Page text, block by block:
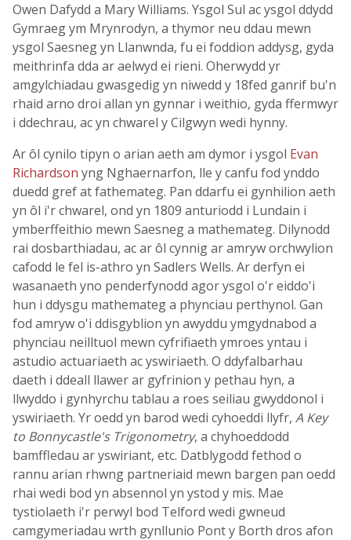
Owen Dafydd a Mary Williams. Ysgol Sul ac ysgol ddydd
Gymraeg ym Mrynrodyn, a thymor neu ddau mewn
ysgol Saesneg yn Llanwnda, fu ei foddion addysg, gyda
meithrinfa dda ar aelwyd ei rieni. Oherwydd yr
amgylchiadau gwasgedig yn niwedd y 18fed ganrif bu'n
rhaid arno droi allan yn gynnar i weithio, gyda ffermwyr
i ddechrau, ac yn chwarel y Cilgwyn wedi hynny.
Ar ôl cynilo tipyn o arian aeth am dymor i ysgol Evan
Richardson yng Nghaernarfon, lle y canfu fod ynddo
duedd gref at fathemateg. Pan ddarfu ei gynhilion aeth
yn ôl i'r chwarel, ond yn 1809 anturiodd i Lundain i
ymberffeithio mewn Saesneg a mathemateg. Dilynodd
rai dosbarthiadau, ac ar ôl cynnig ar amryw orchwylion
cafodd le fel is-athro yn Sadlers Wells. Ar derfyn ei
wasanaeth yno penderfynodd agor ysgol o'r eiddo'i
hun i ddysgu mathemateg a phynciau perthynol. Gan
fod amryw o'i ddisgyblion yn awyddu ymgydnabod a
phynciau neilltuol mewn cyfrifiaeth ymroes yntau i
astudio actuariaeth ac yswiriaeth. O ddyfalbarhau
daeth i ddeall llawer ar gyfrinion y pethau hyn, a
llwyddo i gynhyrchu tablau a roes seiliau gwyddonol i
yswiriaeth. Yr oedd yn barod wedi cyhoeddi llyfr, A Key
to Bonnycastle's Trigonometry, a chyhoeddodd
bamffledau ar yswiriant, etc. Datblygodd fethod o
rannu arian rhwng partneriaid mewn bargen pan oedd
rhai wedi bod yn absennol yn ystod y mis. Mae
tystiolaeth i'r perwyl bod Telford wedi gwneud
camgymeriadau wrth gynllunio Pont y Borth dros afon